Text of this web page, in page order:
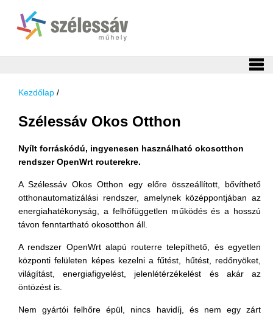
Kezdőlap /
Szélessáv Okos Otthon
Nyílt forráskódú, ingyenesen használható okosotthon
rendszer OpenWrt routerekre.
A Szélessáv Okos Otthon egy előre összeállított, bővíthető
otthonautomatizálási rendszer, amelynek középpontjában az
energiahatékonyság, a felhőfüggetlen működés és a hosszú
távon fenntartható okosotthon áll.
A rendszer OpenWrt alapú routerre telepíthető, és egyetlen
központi felületen képes kezelni a fűtést, hűtést, redőnyöket,
világítást, energiafigyelést, jelenlétérzékelést és akár az
öntözést is.
Nem gyártói felhőre épül, nincs havidíj, és nem egy zárt